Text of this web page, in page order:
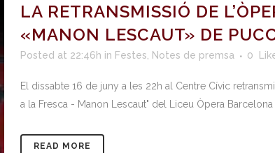
LA RETRANSMISSIÓ DE
«MANON LESCAUT» DE
Posted at 22:46h in Festes Notes de premsa 0
El dissabte 16 de juny a les 22h al Centre Cívic
a la Fresca - Manon Lescaut" del Liceu Òpera Barcelona
READ MORE